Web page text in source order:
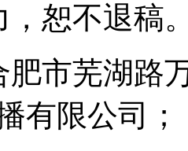
，恕不退稿
肥市芜湖路
有限公司；